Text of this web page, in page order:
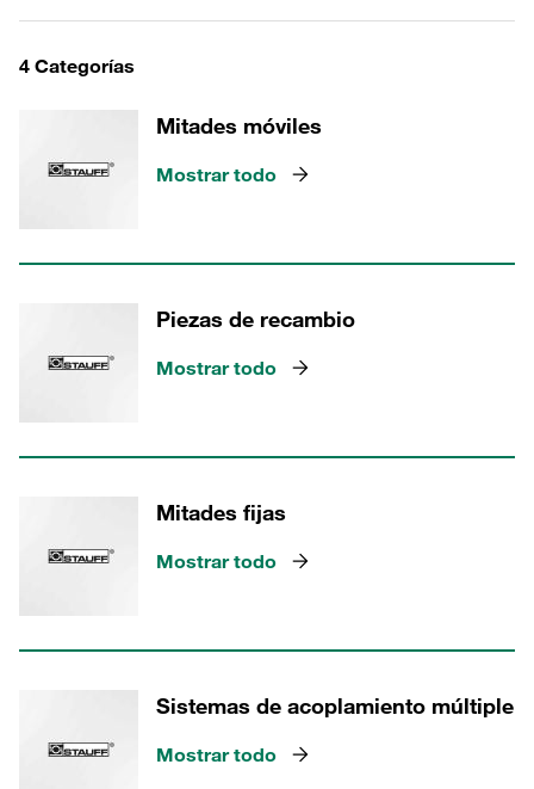
4 Categorías
Mitades móviles
Mostrar todo
Piezas de recambio
Mostrar todo
Mitades fijas
Mostrar todo
Sistemas de acoplamiento múltiple
Mostrar todo